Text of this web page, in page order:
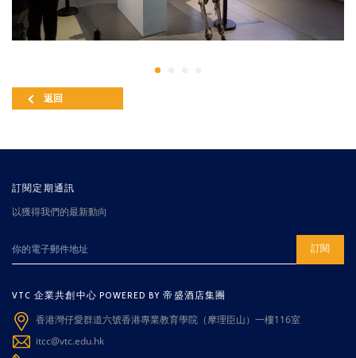
返回
訂閱定期通訊
以獲得我們的最新動向
訂閱
VTC 企業共創中心 POWERED BY 帝盛酒店集團
香港灣仔愛群道六號香港專業教育學院（摩理臣山）一樓116室
itcc@vtc.edu.hk